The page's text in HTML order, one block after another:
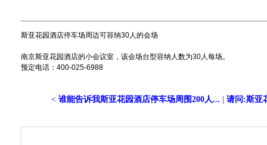
斯亚花园酒店停车场周边可容纳30人的会场
南京斯亚花园酒店的小会议室，该会场台型容纳人数为30人每场。
预定电话：400-025-6988
< 谁能告诉我斯亚花园酒店停车场周围200人... 请问:斯亚